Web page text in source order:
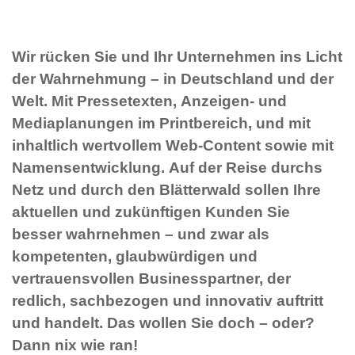
Wir rücken Sie und Ihr Unternehmen ins Licht
der Wahrnehmung – in Deutschland und der
Welt. Mit Pressetexten, Anzeigen- und
Mediaplanungen im Printbereich, und mit
inhaltlich wertvollem Web-Content sowie mit
Namensentwicklung. Auf der Reise durchs
Netz und durch den Blätterwald sollen Ihre
aktuellen und zukünftigen Kunden Sie
besser wahrnehmen – und zwar als
kompetenten, glaubwürdigen und
vertrauensvollen Businesspartner, der
redlich, sachbezogen und innovativ auftritt
und handelt. Das wollen Sie doch – oder?
Dann nix wie ran!